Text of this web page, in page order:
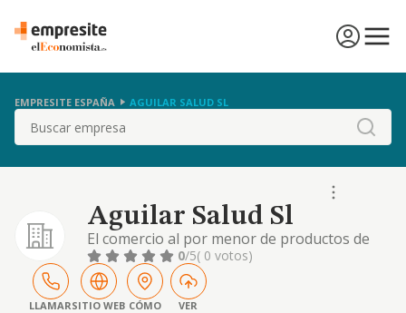
EMPRESITE ESPAÑA AGUILAR SALUD SL
Buscar
Aguilar Salud Sl
El comercio al por menor de productos de
perfumeria y cosmetica, articulospara la
higiene y el aseo personal, asi como todos
aquellos productos permitidos y propios de
los establecimientos de parafarmacia. la
0/5( 0 votos)
LLAMARSITIO WEB CÓMO
VER